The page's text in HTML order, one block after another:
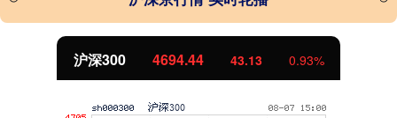
北证50 1134.24 11.37 1.01%